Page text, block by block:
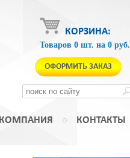
КОРЗИНА:
Товаров 0 шт. на 0 руб.
ОФОРМИТЬ ЗАКАЗ
КОМПАНИЯ КОНТАКТЫ